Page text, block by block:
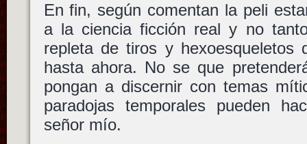
En fin, según comentan la peli
a la ciencia ficción real y no
repleta de tiros y hexoesqueletos
hasta ahora. No se que
pongan a discernir con temas
paradojas temporales pueden
señor mío.